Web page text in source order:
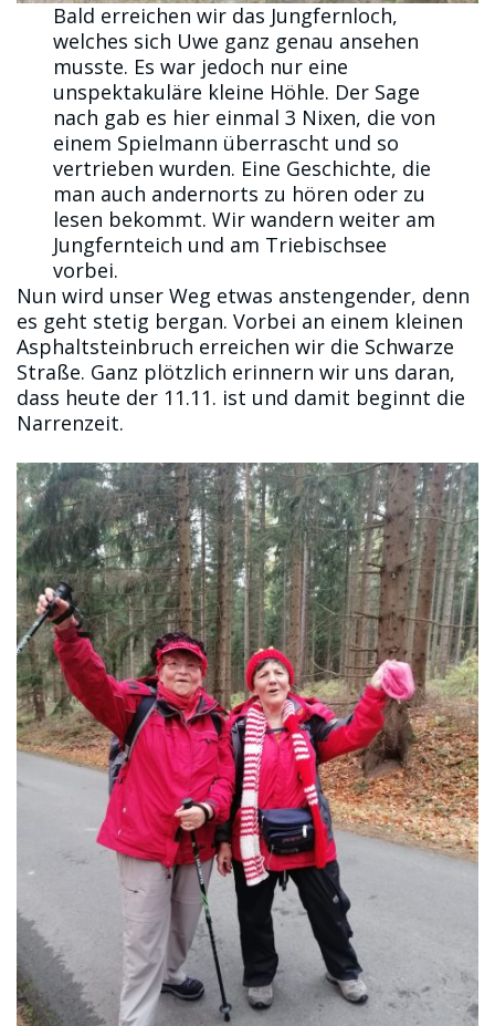
Bald erreichen wir das Jungfernloch,
welches sich Uwe ganz genau ansehen
musste. Es war jedoch nur eine
unspektakuläre kleine Höhle. Der Sage
nach gab es hier einmal 3 Nixen, die von
einem Spielmann überrascht und so
vertrieben wurden. Eine Geschichte, die
man auch andernorts zu hören oder zu
lesen bekommt. Wir wandern weiter am
Jungfernteich und am Triebischsee
vorbei.
Nun wird unser Weg etwas anstengender, denn
es geht stetig bergan. Vorbei an einem kleinen
Asphaltsteinbruch erreichen wir die Schwarze
Straße. Ganz plötzlich erinnern wir uns daran,
dass heute der 11.11. ist und damit beginnt die
Narrenzeit.